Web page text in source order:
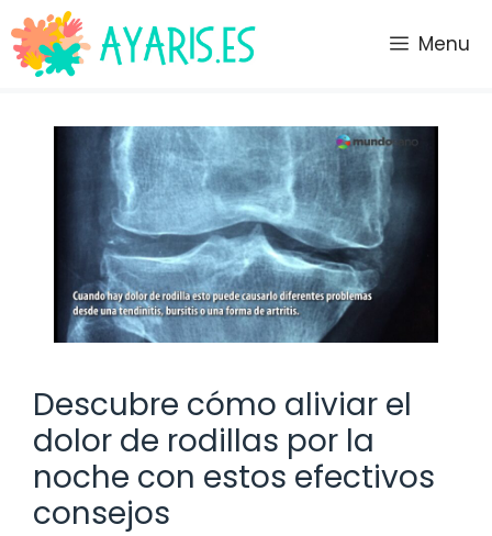
Saltar
al
contenido
Menu
Descubre cómo aliviar el
dolor de rodillas por la
noche con estos efectivos
consejos